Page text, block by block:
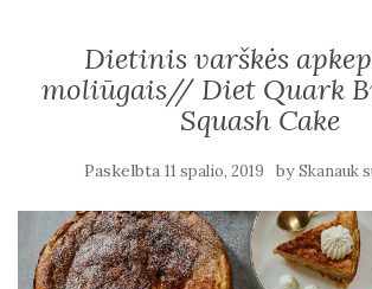
Dietinis varškės
moliūgais// Diet Quark
Squash Cake
Paskelbta 11 spalio, 2019 bySkanauk